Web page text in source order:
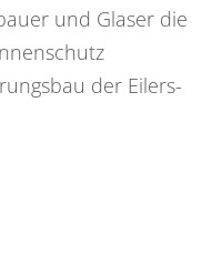
und Glaser die
der Eilers-